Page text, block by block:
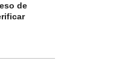
de